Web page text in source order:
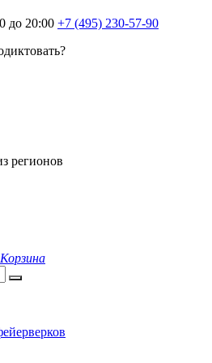
до 20:00 +7 (495) 230-57-90
регионов
Корзина